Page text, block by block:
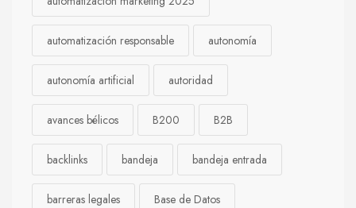
automatización responsable autonomía
autonomía artificial autoridad
avances bélicos B200 B2B
backlinks bandeja bandeja entrada
barreras legales Base de Datos